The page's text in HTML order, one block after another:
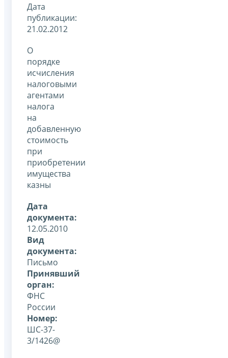
Дата
публикации:
21.02.2012
О
порядке
исчисления
налоговыми
агентами
налога
на
добавленную
стоимость
при
приобретении
имущества
казны
Дата
документа:
12.05.2010
Вид
документа:
Письмо
Принявший
орган:
ФНС
России
Номер:
ШС-37-
3/1426@